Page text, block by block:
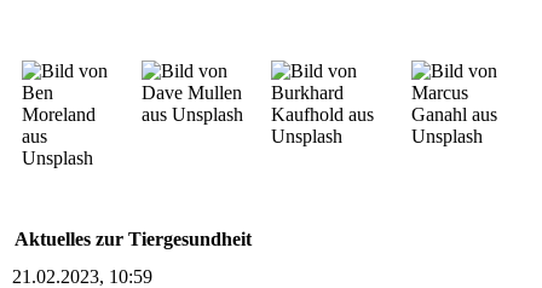
Aktuelles zur Tiergesundheit
21.02.2023, 10:59